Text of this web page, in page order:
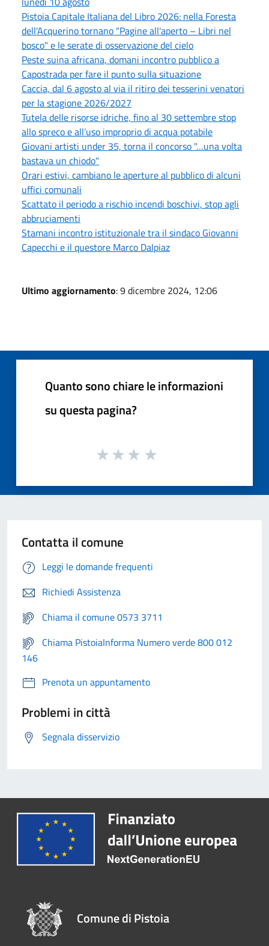
Pistoia Capitale Italiana del Libro 2026: nella Foresta
dell'Acquerino tornano "Pagine all'aperto – Libri nel
bosco" e le serate di osservazione del cielo
Peste suina africana, domani incontro pubblico a
Capostrada per fare il punto sulla situazione
Caccia, dal 6 agosto al via il ritiro dei tesserini venatori
per la stagione 2026/2027
Tutela delle risorse idriche, fino al 30 settembre stop
allo spreco e all’uso improprio di acqua potabile
Giovani artisti under 35, torna il concorso "…una volta
bastava un chiodo"
Orari estivi, cambiano le aperture al pubblico di alcuni
uffici comunali
Scattato il periodo a rischio incendi boschivi, stop agli
abbruciamenti
Stamani incontro istituzionale tra il sindaco Giovanni
Capecchi e il questore Marco Dalpiaz
Ultimo aggiornamento: 9 dicembre 2024, 12:06
Quanto sono chiare le informazioni
su questa pagina?
Contatta il comune
Leggi le domande frequenti
Richiedi Assistenza
Chiama il comune 0573 3711
Chiama PistoiaInforma Numero verde 800 012
146
Prenota un appuntamento
Problemi in città
Segnala disservizio
Comune di Pistoia